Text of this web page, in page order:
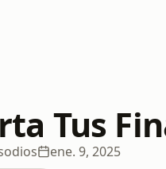
Tus
ene. 9, 2025